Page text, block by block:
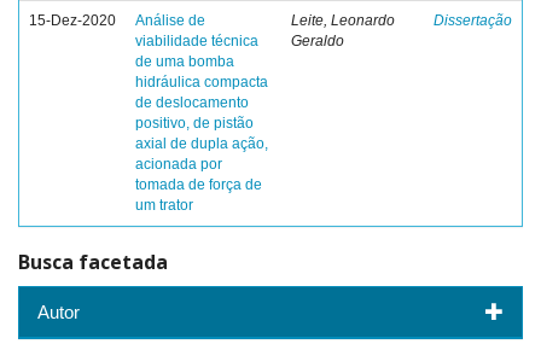
15-Dez-2020
Análise de
viabilidade técnica
de uma bomba
hidráulica compacta
de deslocamento
positivo, de pistão
axial de dupla ação,
acionada por
tomada de força de
um trator
Leite, Leonardo
Geraldo
Dissertação
Busca facetada
Autor